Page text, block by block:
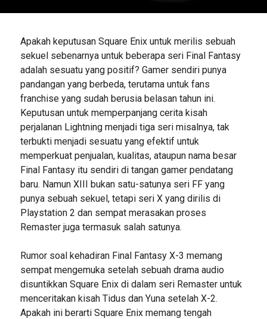
Apakah keputusan Square Enix untuk merilis sebuah
sekuel sebenarnya untuk beberapa seri Final Fantasy
adalah sesuatu yang positif? Gamer sendiri punya
pandangan yang berbeda, terutama untuk fans
franchise yang sudah berusia belasan tahun ini.
Keputusan untuk memperpanjang cerita kisah
perjalanan Lightning menjadi tiga seri misalnya, tak
terbukti menjadi sesuatu yang efektif untuk
memperkuat penjualan, kualitas, ataupun nama besar
Final Fantasy itu sendiri di tangan gamer pendatang
baru. Namun XIII bukan satu-satunya seri FF yang
punya sebuah sekuel, tetapi seri X yang dirilis di
Playstation 2 dan sempat merasakan proses
Remaster juga termasuk salah satunya.
Rumor soal kehadiran Final Fantasy X-3 memang
sempat mengemuka setelah sebuah drama audio
disuntikkan Square Enix di dalam seri Remaster untuk
menceritakan kisah Tidus dan Yuna setelah X-2.
Apakah ini berarti Square Enix memang tengah